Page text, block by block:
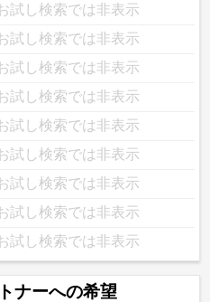
試し検索では非表示
試し検索では非表示
試し検索では非表示
試し検索では非表示
試し検索では非表示
試し検索では非表示
試し検索では非表示
試し検索では非表示
試し検索では非表示
ナーへの希望